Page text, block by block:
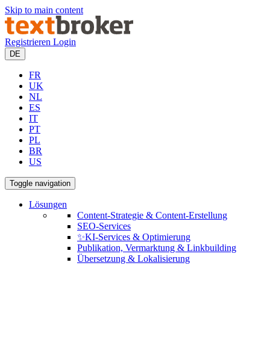
Skip to main content
Registrieren Login
DE
FR
UK
NL
ES
IT
PT
PL
BR
US
Toggle navigation
Lösungen
Content-Strategie & Content-Erstellung
SEO-Services
✨KI-Services & Optimierung
Publikation, Vermarktung & Linkbuilding
Übersetzung & Lokalisierung